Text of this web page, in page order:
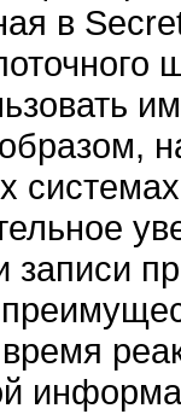
в
записи